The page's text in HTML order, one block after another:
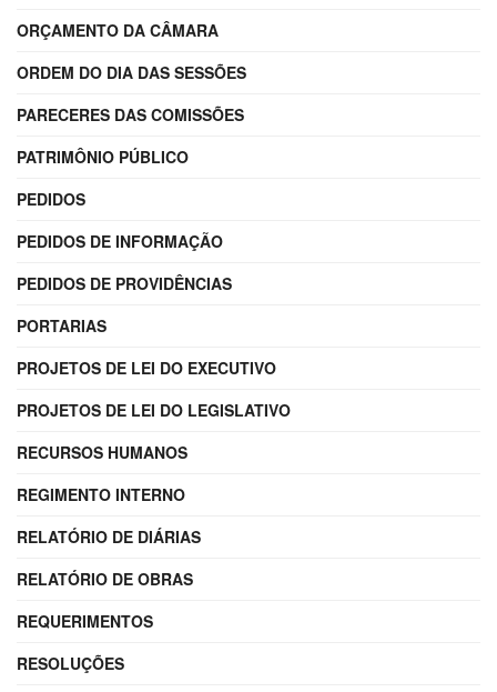
ORÇAMENTO DA CÂMARA
ORDEM DO DIA DAS SESSÕES
PARECERES DAS COMISSÕES
PATRIMÔNIO PÚBLICO
PEDIDOS
PEDIDOS DE INFORMAÇÃO
PEDIDOS DE PROVIDÊNCIAS
PORTARIAS
PROJETOS DE LEI DO EXECUTIVO
PROJETOS DE LEI DO LEGISLATIVO
RECURSOS HUMANOS
REGIMENTO INTERNO
RELATÓRIO DE DIÁRIAS
RELATÓRIO DE OBRAS
REQUERIMENTOS
RESOLUÇÕES